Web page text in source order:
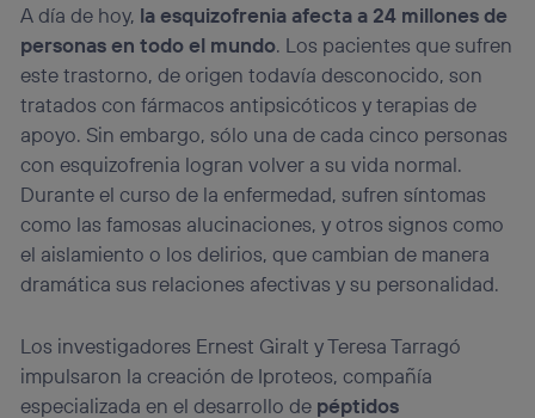
A día de hoy, la esquizofrenia afecta a 24 millones de
personas en todo el mundo. Los pacientes que sufren
este trastorno, de origen todavía desconocido, son
tratados con fármacos antipsicóticos y terapias de
apoyo. Sin embargo, sólo una de cada cinco personas
con esquizofrenia logran volver a su vida normal.
Durante el curso de la enfermedad, sufren síntomas
como las famosas alucinaciones, y otros signos como
el aislamiento o los delirios, que cambian de manera
dramática sus relaciones afectivas y su personalidad.
Los investigadores Ernest Giralt y Teresa Tarragó
impulsaron la creación de Iproteos, compañía
especializada en el desarrollo de péptidos